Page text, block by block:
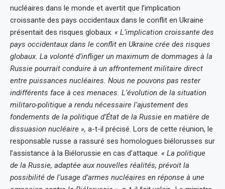
nucléaires dans le monde et avertit que l’implication
croissante des pays occidentaux dans le conflit en Ukraine
présentait des risques globaux. « L’implication croissante des
pays occidentaux dans le conflit en Ukraine crée des risques
globaux. La volonté d’infliger un maximum de dommages à la
Russie pourrait conduire à un affrontement militaire direct
entre puissances nucléaires. Nous ne pouvons pas rester
indifférents face à ces menaces. L’évolution de la situation
militaro-politique a rendu nécessaire l’ajustement des
fondements de la politique d’État de la Russie en matière de
dissuasion nucléaire », a-t-il précisé. Lors de cette réunion, le
responsable russe a rassuré ses homologues biélorusses sur
l’assistance à la Biélorussie en cas d’attaque. « La politique
de la Russie, adaptée aux nouvelles réalités, prévoit la
possibilité de l’usage d’armes nucléaires en réponse à une